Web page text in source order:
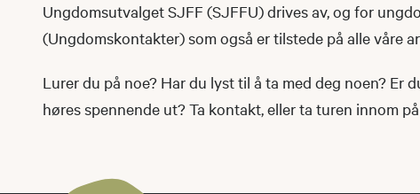
Ungdomsutvalget SJFF (SJFFU) drives av, og for
(Ungdomskontakter) som også er tilstede på alle våre
Lurer du på noe? Har du lyst til å ta med deg noen? Er
høres spennende ut? Ta kontakt, eller ta turen innom